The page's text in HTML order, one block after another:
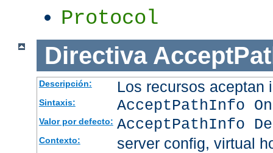
Protocol
Directiva
Descripción: Los recursos aceptan
Sintaxis: AcceptPathInfo
Valor por defecto: AcceptPathInfo
Contexto: server config, virtual